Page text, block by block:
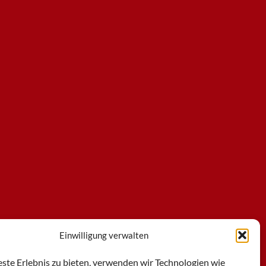
Einwilligung verwalten
Erlebnis zu bieten, verwenden wir Technologien wie